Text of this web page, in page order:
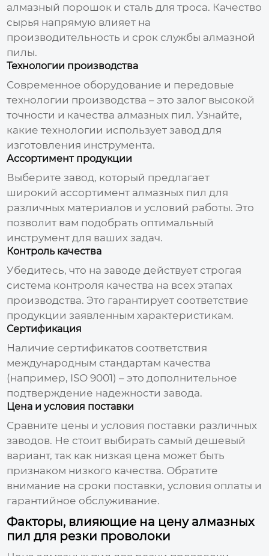
алмазный порошок и сталь для троса. Качество
сырья напрямую влияет на
производительность и срок службы алмазной
пилы.
Технологии производства
Современное оборудование и передовые
технологии производства – это залог высокой
точности и качества алмазных пил. Узнайте,
какие технологии использует завод для
изготовления инструмента.
Ассортимент продукции
Выберите завод, который предлагает
широкий ассортимент алмазных пил для
различных материалов и условий работы. Это
позволит вам подобрать оптимальный
инструмент для ваших задач.
Контроль качества
Убедитесь, что на заводе действует строгая
система контроля качества на всех этапах
производства. Это гарантирует соответствие
продукции заявленным характеристикам.
Сертификация
Наличие сертификатов соответствия
международным стандартам качества
(например, ISO 9001) – это дополнительное
подтверждение надежности завода.
Цена и условия поставки
Сравните цены и условия поставки различных
заводов. Не стоит выбирать самый дешевый
вариант, так как низкая цена может быть
признаком низкого качества. Обратите
внимание на сроки поставки, условия оплаты и
гарантийное обслуживание.
Факторы, влияющие на цену алмазных
пил для резки проволоки